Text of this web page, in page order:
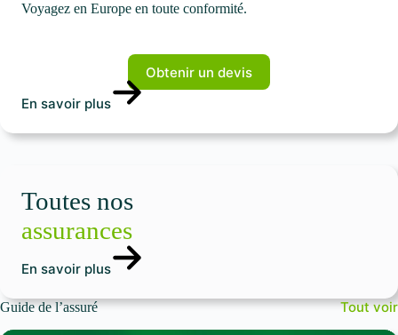
Voyagez en Europe en toute conformité.
Obtenir un devis
En savoir plus
Toutes nos
assurances
En savoir plus
Guide de l’assuré Tout voir